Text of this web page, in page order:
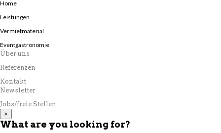
Home
Leistungen
Vermietmaterial
Eventgastronomie
Über uns
Referenzen
Kontakt
Newsletter
Jobs/freie Stellen
×
What are you looking for?